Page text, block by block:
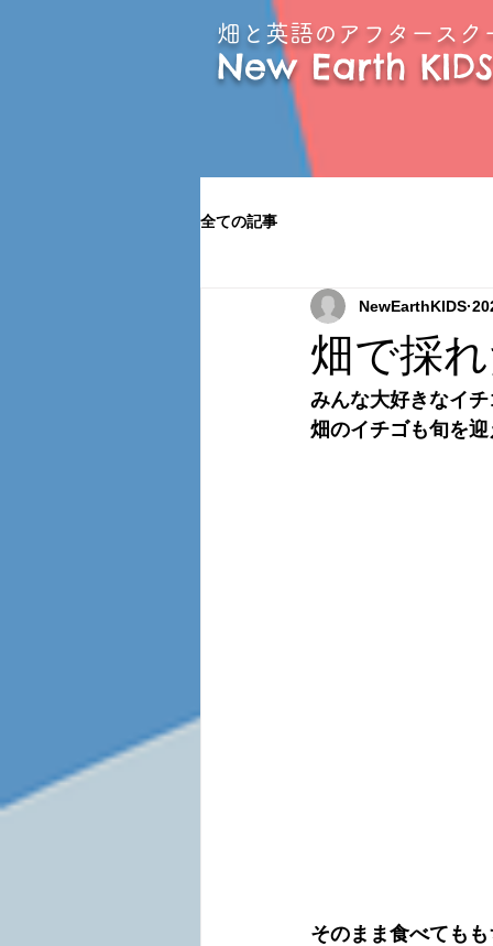
畑と英語のアフタースク
New Earth KIDS
全ての記事
畑で採
NewEarthKIDS
みんな大好きなイチ
畑のイチゴも旬を
そのまま食べても